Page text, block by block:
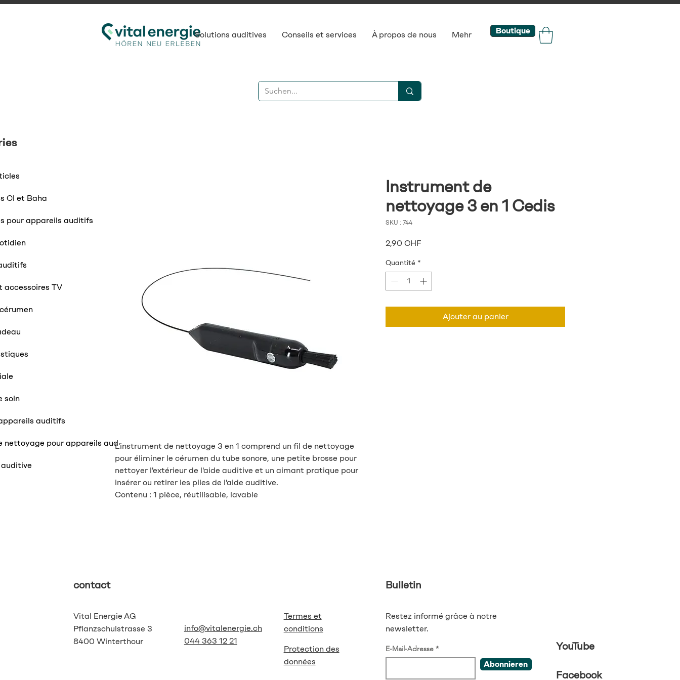
Solutions auditives Conseils et services À propos de nous Mehr Boutique
CI et Baha
pour appareils auditifs
accessoires TV
soin
auditifs
nettoyage pour appareils audL'instrument de nettoyage 3 en 1 comprend un fil de nettoyage
pour éliminer le cérumen du tube sonore, une petite brosse pour
nettoyer l'extérieur de l'aide auditive et un aimant pratique pour
insérer ou retirer les piles de l'aide auditive.
Contenu : 1 pièce, réutilisable, lavable
Instrument de
nettoyage 3 en 1 Cedis
SKU : 744
2,90 CHFPrix
Quantité *
Ajouter au panier
contact
Vital Energie AG
Pflanzschulstrasse 3
8400 Winterthour
info@vitalenergie.ch
044 363 12 21
Termes et
conditions
Protection des
données
Bulletin
Restez informé grâce à notre
newsletter.
E-Mail-Adresse
Abonnieren
YouTube
Facebook